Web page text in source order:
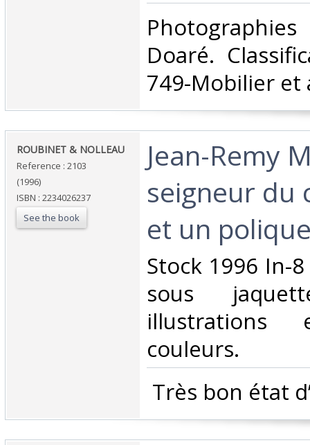
Doaré.
749-Mobilier et
‎ROUBINET & NOLLEAU‎
Reference : 2103
(1996)
ISBN : 2234026237
See the book
‎Jean-Remy
seigneur du
et un
‎Stock 1996 In-
sous
couleurs.‎
Très bon état